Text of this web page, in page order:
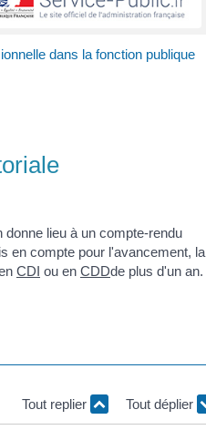
dans la fonction publique
donne lieu à un compte-rendu
en compte pour l'avancement, la
CDI ou en CDDde plus d'un an.
Tout replier Tout déplier